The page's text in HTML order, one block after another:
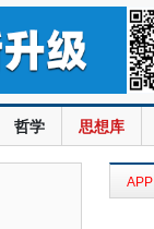
哲学 思想库
APP